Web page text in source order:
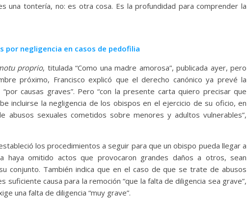
una tontería, no: es otra cosa. Es la profundidad para comprender la
por negligencia en casos de pedofilia
proprio, titulada “Como una madre amorosa”, publicada ayer, pero
próximo, Francisco explicó que el derecho canónico ya prevé la
causas graves”. Pero “con la presente carta quiero precisar que
incluirse la negligencia de los obispos en el ejercicio de su oficio, en
abusos sexuales cometidos sobre menores y adultos vulnerables”,
los procedimientos a seguir para que un obispo pueda llegar a
haya omitido actos que provocaron grandes daños a otros, sean
conjunto. También indica que en el caso de que se trate de abusos
causa para la remoción “que la falta de diligencia sea grave”,
una falta de diligencia “muy grave”.